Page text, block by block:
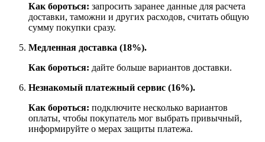
Как бороться: запросить заранее данные для расчета
доставки, таможни и других расходов, считать общую
сумму покупки сразу.
Медленная доставка (18%).
Как бороться: дайте больше вариантов доставки.
Незнакомый платежный сервис (16%).
Как бороться: подключите несколько вариантов
оплаты, чтобы покупатель мог выбрать привычный,
информируйте о мерах защиты платежа.